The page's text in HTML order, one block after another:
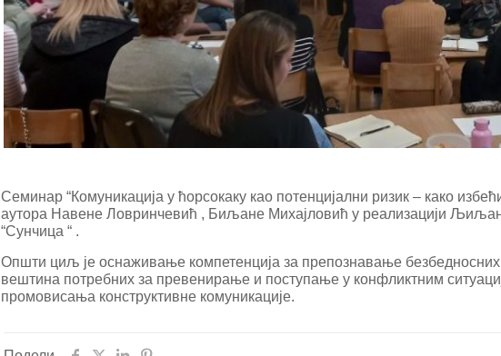
Семинар “Комуникација у ћорсокаку као потенцијални ризик – како
аутора Навене Ловринчевић , Биљане Михајловић у реализацији
“Сунчица “ .
Општи циљ је оснаживање компетенција за препознавање
вештина потребних за превенирање и поступање у конфликтним
промовисања конструктивне комуникације.